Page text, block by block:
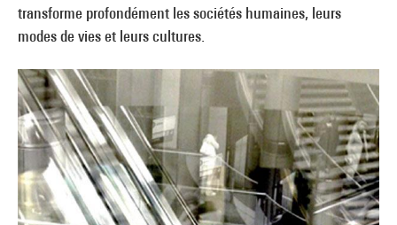
transforme profondément les sociétés humaines, leurs
modes de vies et leurs cultures.